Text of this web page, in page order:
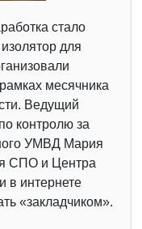
стало
для
месячника
Ведущий
контролю за
УМВД Мария
СПО и Центра
в интернете
«закладчиком».